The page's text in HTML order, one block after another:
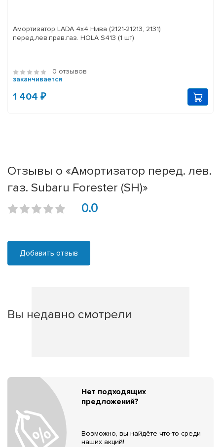
Амортизатор LADA 4x4 Нива (2121-21213, 2131)
перед.лев.прав.газ. HOLA S413 (1 шт)
0 отзывов
заканчивается
1 404 ₽
Отзывы о «Амортизатор перед. лев.
газ. Subaru Forester (SH)»
0.0
Добавить отзыв
Вы недавно смотрели
Нет подходящих
предложений?
Возможно, вы найдёте что-то среди
наших акций!